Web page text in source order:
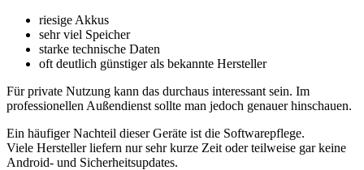
riesige Akkus
sehr viel Speicher
starke technische Daten
oft deutlich günstiger als bekannte Hersteller
Für private Nutzung kann das durchaus interessant sein. Im
professionellen Außendienst sollte man jedoch genauer hinschauen.
Ein häufiger Nachteil dieser Geräte ist die Softwarepflege.
Viele Hersteller liefern nur sehr kurze Zeit oder teilweise gar keine
Android- und Sicherheitsupdates.